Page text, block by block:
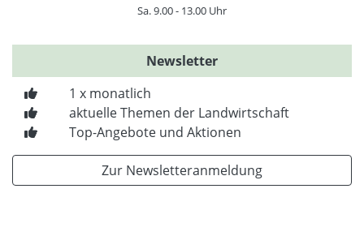
Sa. 9.00 - 13.00 Uhr
Newsletter
1 x monatlich
aktuelle Themen der Landwirtschaft
Top-Angebote und Aktionen
Zur Newsletteranmeldung